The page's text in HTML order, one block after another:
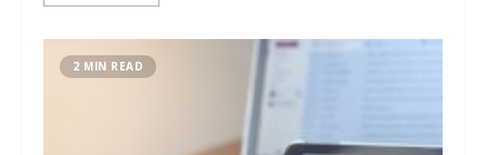
2 MIN READ